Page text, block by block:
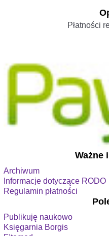
Płatności
Ważne
Archiwum
Informacje dotyczące RODO
Regulamin płatności
Publikuję naukowo
Księgarnia Borgis